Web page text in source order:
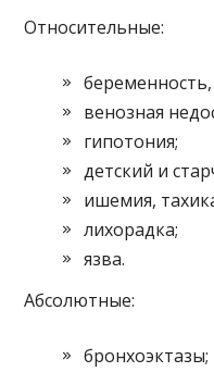
Относительные:
венозная
гипотония;
детский и
ишемия,
лихорадка;
язва.
Абсолютные:
бронхоэктазы;